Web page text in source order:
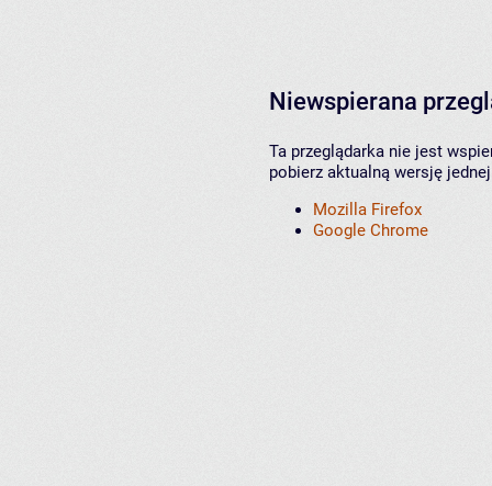
Niewspierana
Ta przeglądarka nie jest
pobierz aktualną wersję
Mozilla Firefox
Google Chrome